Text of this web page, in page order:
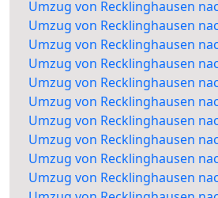
Umzug von Recklinghausen
Umzug von Recklinghausen
Umzug von Recklinghausen
Umzug von Recklinghausen
Umzug von Recklinghausen
Umzug von Recklinghausen
Umzug von Recklinghausen
Umzug von Recklinghausen
Umzug von Recklinghausen
Umzug von Recklinghausen